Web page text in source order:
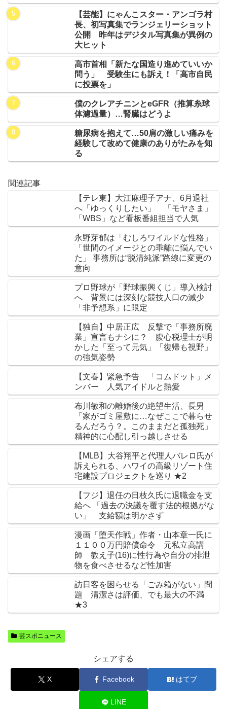
【芸能】にゃんこスター・アンゴラ村
長、初写真集でランジェリーショット
公開 昨年はデジタル写真集が異例の
大ヒット
高市首相「新たな国造り進めていいか
問う」 受験生にも訴え！「高市自民
に投票を」
僕のクレアチニンとeGFR（推算糸球
体濾過量）…腎臓はどうよ
糖尿病を抱えて…50肩の激しい痛みを
経験して改めて健康のありがたみを知
る
関連記事
【テレ東】大江麻理子アナ、6月退社
へ「ゆっくりしたい」 「モヤさま」
「WBS」など看板番組担当で人気
永野芽郁は「むしろワイルドな性格」
「世間のイメージとの乖離に悩んでい
た」 事務所は“脱清純派”路線に変更の
意向
プロ野球が「野球振興くじ」導入検討
へ 背景には深刻な競技人口の減少
「非予想系」に限定
【独自】中居正広 反撃で「事務所廃
業」宣言もナシに？ 腹心税理士が明
かした「至って元気」「復帰も視野」
の強気姿勢
【文春】緊急予告 「コムドット」メ
ンバー 人気アイドルと熱愛
布川敏和の離婚後の絶望生活、長男
「家がゴミ屋敷に…なぜここで暮らせ
るんだろう？。このままだと孤独死」
精神的に心配し引っ越しさせる
【MLB】大谷翔平と代理人バレロ氏が
訴えられる、ハワイの高級リゾート住
宅建設プロジェクトを巡り ★2
【フジ】退任の日枝久氏に退職金を支
給へ 「過去の決議を覆す法的根拠がな
い」 支給額は明かさず
漫画「堕天作戦」作者・山本章一氏に
１１００万円賠償命令 元私立高講
師 教え子(16)に性行為や自分の排泄
物を食べさせるなど性加害
訪日客を困らせる「ごみ箱がない」問
題 清潔さは評価、でも最大の不満
★3
芸スポニュース
シェアする
X Facebook はてブ
LINE